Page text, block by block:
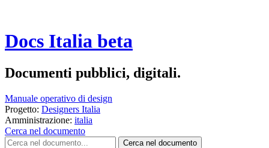
Docs Italia beta
Documenti pubblici, digitali.
Manuale operativo di design
Progetto: Designers Italia
Amministrazione: italia
Cerca nel documento
Cerca nel documento